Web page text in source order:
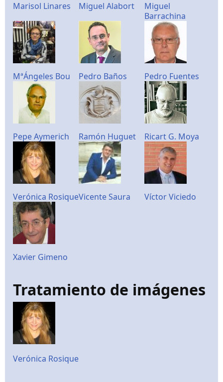
Marisol Linares Miguel Alabort
Miguel
Barrachina
MªÁngeles Bou Pedro Baños Pedro Fuentes
Pepe Aymerich Ramón Huguet Ricart G. Moya
Verónica RosiqueVicente Saura Víctor Viciedo
Xavier Gimeno
Tratamiento de imágenes
Verónica Rosique